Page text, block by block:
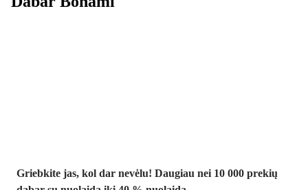
Griebkite jas, kol dar nevėlu! Daugiau nei 10 000 prekių